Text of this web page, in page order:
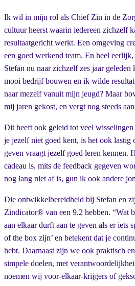
Ik wil in mijn rol als Chief Zin in de
cultuur heerst waarin iedereen zichzelf
resultaatgericht werkt. Een omgeving
een goed werkend team. En heel
Stefan nu naar zichzelf zes jaar
mooi bedrijf bouwen en ik wilde
naar mezelf vanuit mijn jeugd? Maar
mij jaren gekost, en vergt nog steeds
Dit heeft ook geleid tot veel
je jezelf niet goed kent, is het ook lastig
geven vraagt jezelf goed leren kennen.
cadeau is, mits de feedback gegeven
nog lang niet af is, gun ik ook andere
Die ontwikkelbereidheid bij Stefan en
Zindicator® van een 9.2 hebben. “Wat
aan elkaar durft aan te geven als er iets
of the box zijn’ en betekent dat je
hebt. Daarnaast zijn we ook praktisch
simpele doelen, met
noemen wij voor-elkaar-krijgers of